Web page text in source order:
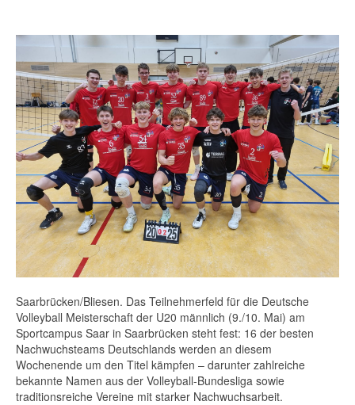
Saarbrücken/Bliesen. Das Teilnehmerfeld für die Deutsche
Volleyball Meisterschaft der U20 männlich (9./10. Mai) am
Sportcampus Saar in Saarbrücken steht fest: 16 der besten
Nachwuchsteams Deutschlands werden an diesem
Wochenende um den Titel kämpfen – darunter zahlreiche
bekannte Namen aus der Volleyball-Bundesliga sowie
traditionsreiche Vereine mit starker Nachwuchsarbeit.